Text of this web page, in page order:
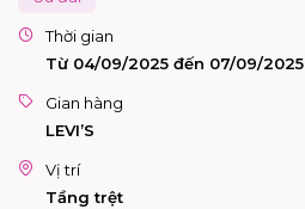
Thời gian
Từ 04/09/2025 đến 07/09/2025
Gian hàng
LEVI’S
Vị trí
Tầng trệt